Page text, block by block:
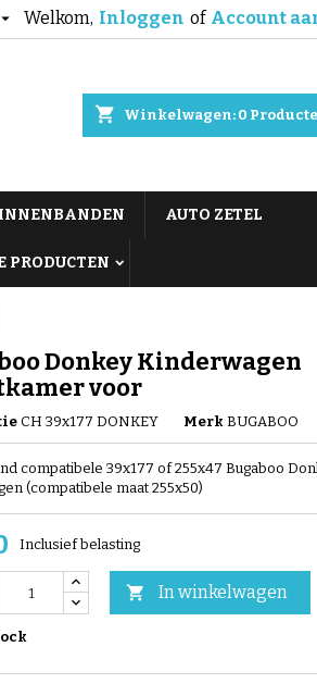
Welkom, Inloggen of Account

shopping_cart Winkelwagen: 0
AUTO ZETEL
PRODUCTEN
Donkey Kinderwagen
voor
CH 39x177 DONKEY Merk BUGABOO
compatibele 39x177 of 255x47 Bugaboo
(compatibele maat 255x50)
Inclusief belasting
 In winkelwagen